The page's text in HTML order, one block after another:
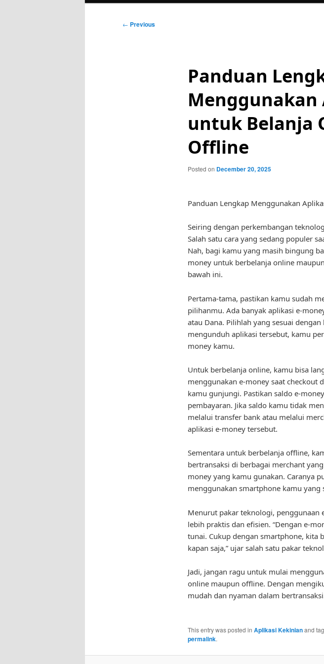
Post
← Previous
Panduan
Menggunakan
untuk Belanja
Offline
Posted on December 20, 2025
Panduan Lengkap Menggunakan
Seiring dengan perkembangan
Salah satu cara yang sedang populer
Nah, bagi kamu yang masih bingung
money untuk berbelanja online
bawah ini.
Pertama-tama, pastikan kamu sudah
pilihanmu. Ada banyak aplikasi e-
atau Dana. Pilihlah yang sesuai
mengunduh aplikasi tersebut, kamu
money kamu.
Untuk berbelanja online, kamu bisa
menggunakan e-money saat checkout
kamu gunjungi. Pastikan saldo e-
pembayaran. Jika saldo kamu tidak
melalui transfer bank atau melalui
aplikasi e-money tersebut.
Sementara untuk berbelanja offline,
bertransaksi di berbagai merchant
money yang kamu gunakan. Caranya
menggunakan smartphone kamu yang
Menurut pakar teknologi, penggunaan
lebih praktis dan efisien. “Dengan e-
tunai. Cukup dengan smartphone, kita
kapan saja,” ujar salah satu pakar
Jadi, jangan ragu untuk mulai
online maupun offline. Dengan
mudah dan nyaman dalam
This entry was posted in Aplikasi Kekinianand
permalink.